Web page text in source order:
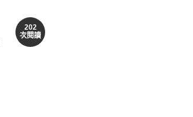
202
次閱讀